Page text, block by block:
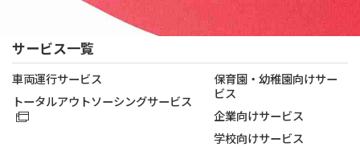
サービス一覧
車両運行サービス
トータルアウトソーシングサービス
保育園・幼稚園向けサー
ビス
企業向けサービス
学校向けサービス